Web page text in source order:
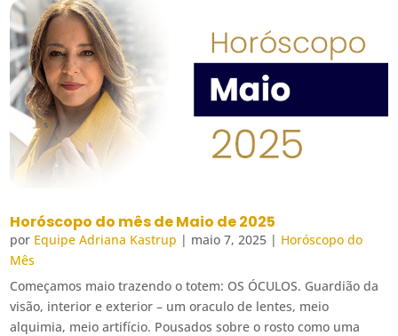
Horóscopo do mês de Maio de 2025
por Equipe Adriana Kastrup | maio 7, 2025 | Horóscopo do
Mês
Começamos maio trazendo o totem: OS ÓCULOS. Guardião da
visão, interior e exterior – um oraculo de lentes, meio
alquimia, meio artifício. Pousados sobre o rosto como uma